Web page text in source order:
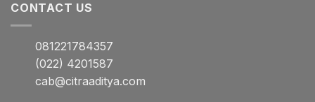
CONTACT US
081221784357
(022) 4201587
cab@citraaditya.com